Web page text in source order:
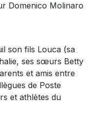
Domenico Molinaro
son fils Louca (sa
ses sœurs Betty
et amis entre
de Poste
et athlètes du